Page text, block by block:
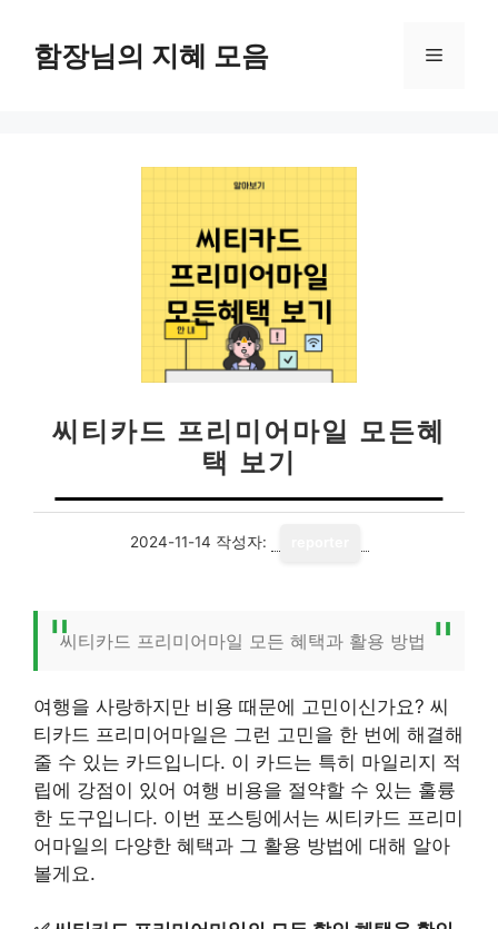
함장님의 지혜 모음 메
씨티카드 프리미어마일 모든혜
택 보기
2024-11-14 작성자:
씨티카드 프리미어마일 모든 혜택과 활용 방법
여행을 사랑하지만 비용 때문에 고민이신가요? 씨
티카드 프리미어마일은 그런 고민을 한 번에 해결해
줄 수 있는 카드입니다. 이 카드는 특히 마일리지 적
립에 강점이 있어 여행 비용을 절약할 수 있는 훌륭
한 도구입니다. 이번 포스팅에서는 씨티카드 프리미
어마일의 다양한 혜택과 그 활용 방법에 대해 알아
볼게요.